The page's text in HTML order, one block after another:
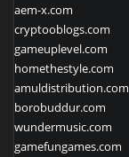
aem-x.com
cryptooblogs.com
gameuplevel.com
homethestyle.com
amuldistribution.com
borobuddur.com
wundermusic.com
gamefungames.com